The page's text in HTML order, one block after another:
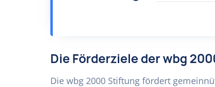
Die Förderziele der wbg
Die wbg 2000 Stiftung fördert